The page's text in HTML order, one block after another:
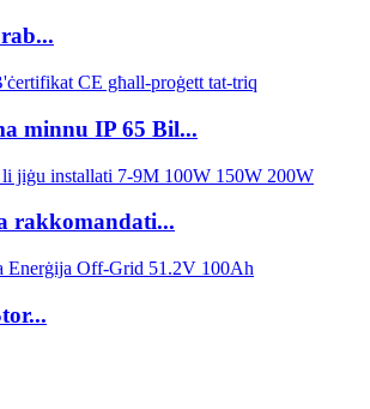
minnu IP 65 Bil...
rakkomandati...